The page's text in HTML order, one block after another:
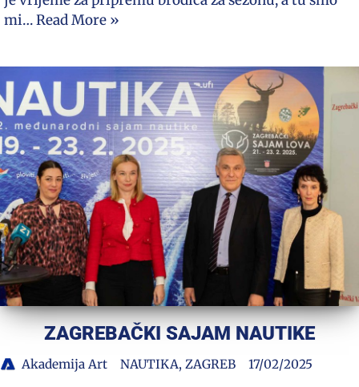
mi…Read More »
ZAGREBAČKI SAJAM NAUTIKE
Akademija Art NAUTIKA, ZAGREB 17/02/2025